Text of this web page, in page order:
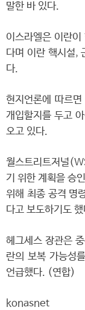
말한 바 있다.
이스라엘은 이란
다며 이란 핵시설,
다.
현지언론에 따르
개입할지를 두고
오고 있다.
월스트리트저널
기 위한 계획을 승
위해 최종 공격 명
다고 보도하기도
헤그세스 장관은
란의 보복 가능성
언급했다. (연합)
konasnet